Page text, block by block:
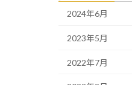
2024年6月
2023年5月
2022年7月